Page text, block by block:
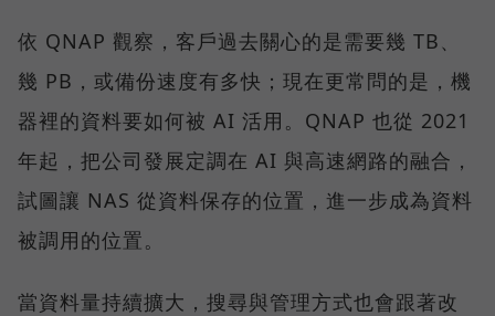
依 QNAP 觀察，客戶過去關心的是需要幾 TB、
幾 PB，或備份速度有多快；現在更常問的是，機
器裡的資料要如何被 AI 活用。QNAP 也從 2021
年起，把公司發展定調在 AI 與高速網路的融合，
試圖讓 NAS 從資料保存的位置，進一步成為資料
被調用的位置。
當資料量持續擴大，搜尋與管理方式也會跟著改